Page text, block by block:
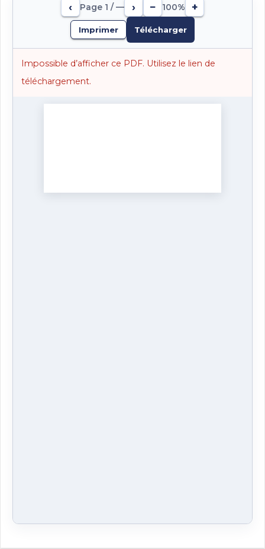
‹ Page 1 / — › − 100% +
Imprimer Télécharger
Impossible d’afficher ce PDF. Utilisez le lien de
téléchargement.